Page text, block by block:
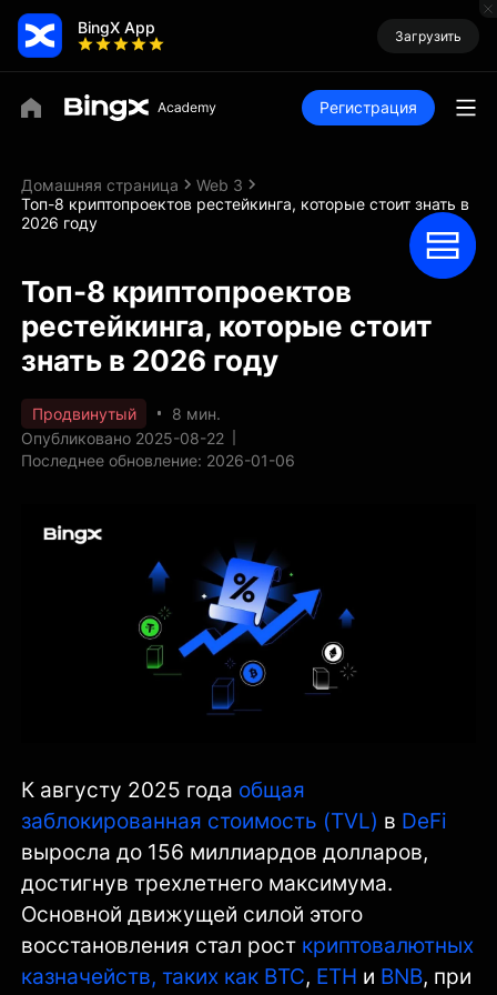
BingX App Загрузить
Регистрация
Домашняя страница
Web 3
Топ-8 криптопроектов рестейкинга, которые стоит знать в
2026 году
Топ-8 криптопроектов
рестейкинга, которые стоит
знать в 2026 году
Продвинутый
8 мин.
Опубликовано 2025-08-22
Последнее обновление: 2026-01-06
К августу 2025 года общая
заблокированная стоимость (TVL) в DeFi
выросла до 156 миллиардов долларов,
достигнув трехлетнего максимума.
Основной движущей силой этого
восстановления стал рост криптовалютных
казначейств, таких как BTC, ETH и BNB, при